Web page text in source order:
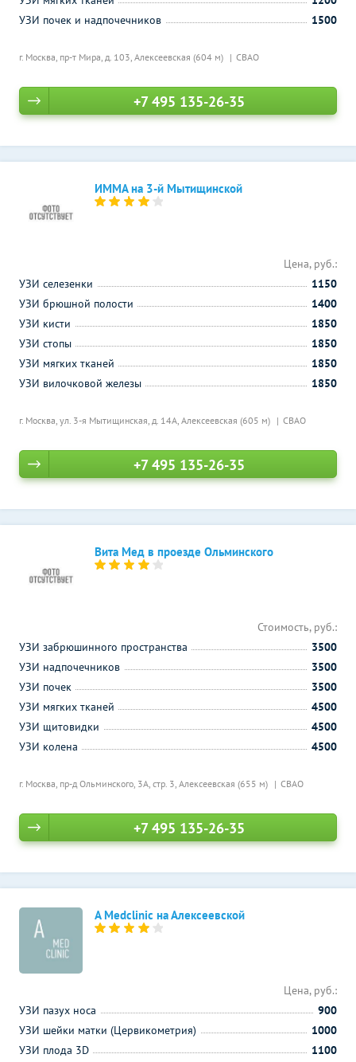
г. Москва, пр-т Мира, д. 103, Алексеевская (604 м) СВАО
УЗИ почек и надпочечников
1500
+7 495 135-26-35
ИММА на 3-й Мытищинской
г. Москва, ул. 3-я Мытищинская, д. 14А, Алексеевская (605 м) СВАО
Цена, руб.:
УЗИ селезенки
1150
УЗИ брюшной полости
1400
УЗИ кисти
1850
УЗИ стопы
1850
УЗИ мягких тканей
1850
УЗИ вилочковой железы
1850
+7 495 135-26-35
Вита Мед в проезде Ольминского
г. Москва, пр-д Ольминского, 3А, стр. 3, Алексеевская (655 м) СВАО
Стоимость, руб.:
УЗИ забрюшинного пространства
3500
УЗИ надпочечников
3500
УЗИ почек
3500
УЗИ мягких тканей
4500
УЗИ щитовидки
4500
УЗИ колена
4500
+7 495 135-26-35
A Medclinic на Алексеевской
Цена, руб.:
УЗИ пазух носа
900
УЗИ шейки матки (Цервикометрия)
1000
УЗИ плода 3D
1100